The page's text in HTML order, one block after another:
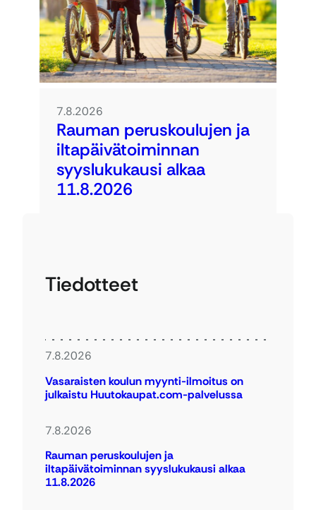
7.8.2026
Rauman peruskoulujen ja
iltapäivätoiminnan
syyslukukausi alkaa
11.8.2026
Tiedotteet
7.8.2026
Vasaraisten koulun myynti-ilmoitus on
julkaistu Huutokaupat.com-palvelussa
7.8.2026
Rauman peruskoulujen ja
iltapäivätoiminnan syyslukukausi alkaa
11.8.2026